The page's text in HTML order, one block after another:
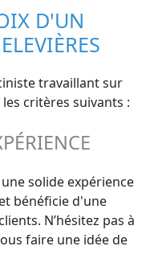
D'UN
travaillant sur
critères suivants :
solide expérience
bénéficie d'une
N’hésitez pas à
faire une idée de